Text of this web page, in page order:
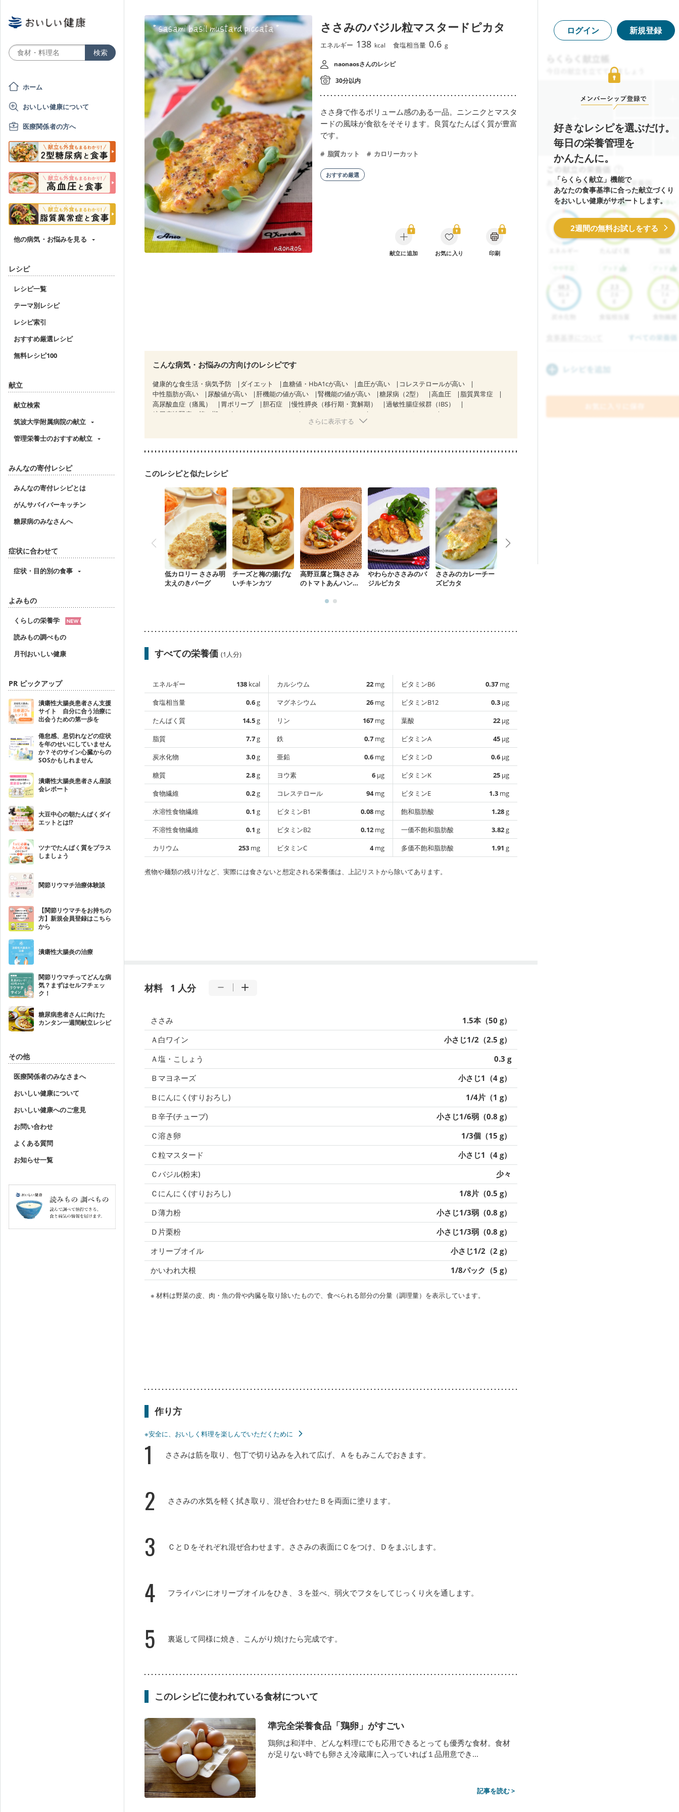
ホーム
おいしい健康について
医療関係者の方へ
他の病気・お悩みを見る
レシピ
レシピ一覧
テーマ別レシピ
レシピ索引
おすすめ厳選レシピ
無料レシピ100
献立
献立検索
筑波大学附属病院の献立
管理栄養士のおすすめ献立
みんなの寄付レシピ
みんなの寄付レシピとは
がんサバイバーキッチン
糖尿病のみなさんへ
症状に合わせて
症状・目的別の食事
よみもの
くらしの栄養学
読みもの調べもの
月刊おいしい健康
PR ピックアップ
潰瘍性大腸炎患者さん支援
サイト 自分に合う治療に
出会うための第一歩を
倦怠感、息切れなどの症状
を年のせいにしていません
か？そのサイン心臓からの
SOSかもしれません
潰瘍性大腸炎患者さん座談
会レポート
大豆中心の朝たんぱくダイ
エットとは!?
ツナでたんぱく質をプラス
しましょう
関節リウマチ治療体験談
【関節リウマチをお持ちの
方】新規会員登録はこちら
から
潰瘍性大腸炎の治療
関節リウマチってどんな病
気？まずはセルフチェッ
ク！
糖尿病患者さんに向けた
カンタン一週間献立レシピ
その他
医療関係者のみなさまへ
おいしい健康について
おいしい健康へのご意見
お問い合わせ
よくある質問
お知らせ一覧
ささみのバジル粒マスタードピカタ
エネルギー 138 kcal 食塩相当量 0.6 g
naonaosさんのレシピ
30分以内
ささ身で作るボリューム感のある一品。ニンニクとマスタ
ードの風味が食欲をそそります。良質なたんぱく質が豊富
です。
脂質カット カロリーカット
おすすめ厳選
献立に追加 お気に入り 印刷
こんな病気・お悩みの方向けのレシピです
健康的な食生活・病気予防 ダイエット 血糖値・HbA1cが高い 血圧が高い
コレステロールが高い
中性脂肪が高い
尿酸値が高い 肝機能の値が高い 腎機能の値が高い 糖尿病（2型） 高血圧
脂質異常症
高尿酸血症（痛風）
胃ポリープ 胆石症 慢性膵炎（移行期・寛解期）
過敏性腸症候群（IBS）
糖尿病性腎症（第３期）
CKD（ステージ１） CKD（ステージ２）
CKD（ステージ３a）
乳がん（ホルモン療法中）
乳がん（放射線治療中）
さらに表示する
このレシピと似たレシピ
低カロリー ささみ明
太えのきバーグ
チーズと梅の揚げな
いチキンカツ
高野豆腐と鶏ささみ
のトマトあんハンバ
やわらかささみのバ
ジルピカタ
ささみのカレーチー
ズピカタ
すべての栄養価 (1人分)
エネルギー 138 kcal
食塩相当量
0.6g
たんぱく質
14.5g
脂質
7.7g
炭水化物
3.0g
糖質
2.8g
食物繊維
0.2g
水溶性食物繊維
0.1 g
不溶性食物繊維
0.1 g
カリウム
253 mg
カルシウム 22 mg
マグネシウム
26 mg
リン
167 mg
鉄
0.7 mg
亜鉛
0.6 mg
ヨウ素
6 µg
コレステロール
94mg
ビタミンB1
0.08 mg
ビタミンB2
0.12 mg
ビタミンC
4mg
ビタミンB6 0.37 mg
ビタミンB12
0.3 µg
葉酸
22 µg
ビタミンA
45 µg
ビタミンD
0.6 µg
ビタミンK
25 µg
ビタミンE
1.3 mg
飽和脂肪酸
1.28g
一価不飽和脂肪酸
3.82g
多価不飽和脂肪酸
1.91 g
煮物や麺類の残り汁など、実際には食さないと想定される栄養価は、上記リストから除いてあります。
材料 1 人分
ささみ
1.5本（50 g）
Ａ白ワイン
小さじ1/2（2.5 g）
Ａ塩・こしょう
0.3 g
Ｂマヨネーズ
小さじ1（4 g）
Ｂにんにく(すりおろし)
1/4片（1 g）
Ｂ辛子(チューブ)
小さじ1/6弱（0.8 g）
Ｃ溶き卵
1/3個（15 g）
Ｃ粒マスタード
小さじ1（4 g）
Ｃバジル(粉末)
少々
Ｃにんにく(すりおろし)
1/8片（0.5 g）
Ｄ薄力粉
小さじ1/3弱（0.8 g）
Ｄ片栗粉
小さじ1/3弱（0.8 g）
オリーブオイル
小さじ1/2（2 g）
かいわれ大根
1/8パック（5 g）
※ 材料は野菜の皮、肉・魚の骨や内臓を取り除いたもので、食べられる部分の分量（調理量）を表示しています。
作り方
※安全に、おいしく料理を楽しんでいただくために
1 ささみは筋を取り、包丁で切り込みを入れて広げ、Ａをもみこんでおきます。
2 ささみの水気を軽く拭き取り、混ぜ合わせたＢを両面に塗ります。
3 ＣとＤをそれぞれ混ぜ合わせます。ささみの表面にＣをつけ、Ｄをまぶします。
4 フライパンにオリーブオイルをひき、３を並べ、弱火でフタをしてじっくり火を通します。
5 裏返して同様に焼き、こんがり焼けたら完成です。
このレシピに使われている食材について
準完全栄養食品「鶏卵」がすごい
鶏卵は和洋中、どんな料理にでも応用できるとっても優秀な食材。食材
が足りない時でも卵さえ冷蔵庫に入っていれば１品用意でき...
記事を読む >
ログイン 新規登録
好きなレシピを選ぶだけ。
毎日の栄養管理を
かんたんに。
「らくらく献立」機能で
あなたの食事基準に合った献立づくり
をおいしい健康がサポートします。
2週間の無料お試しをする